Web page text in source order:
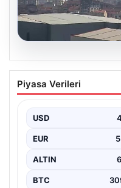
07.08.2026
Tuzla’da işçi
yangın
kişinin kaldığı işçi
Piyasa Verileri
USD
EUR
ALTIN
BTC